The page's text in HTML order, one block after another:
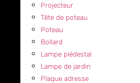
Projecteur
Tête de poteau
Poteau
Bollard
Lampe piédestal
Lampe de jardin
Plaque adresse